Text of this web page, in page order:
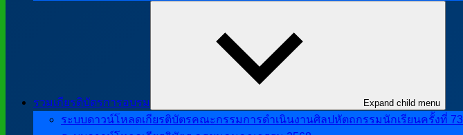
รวมเกียรติบัตรการอบรม Expand child menu
ระบบดาวน์โหลดเกียรติบัตรคณะกรรมการดำเนินงานศิลปหัตถกรรมนักเรียนครั้งที่ 73